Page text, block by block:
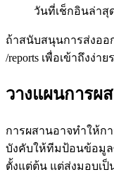
วันที่เช็กอินล่าสุ
ถ้าสนับสนุนการส่งออ
/reports เพื่อเข้าถึงง่
วางแผนการผ
การผสานอาจทำให้ก
บังคับให้ทีมป้อนข้อมูล
ตั้งแต่ต้น แต่ส่งมอบเป็